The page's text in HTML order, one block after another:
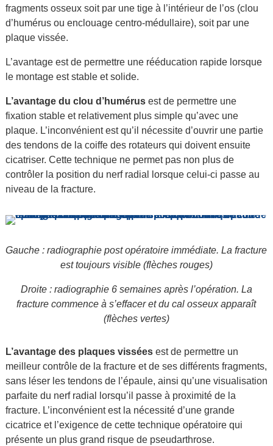
fragments osseux soit par une tige à l’intérieur de l’os (clou
d’humérus ou enclouage centro-médullaire), soit par une
plaque vissée.
L’avantage est de permettre une rééducation rapide lorsque
le montage est stable et solide.
L’avantage du clou d’humérusest de permettre une
fixation stable et relativement plus simple qu’avec une
plaque. L’inconvénient est qu’il nécessite d’ouvrir une partie
des tendons de la coiffe des rotateurs qui doivent ensuite
cicatriser. Cette technique ne permet pas non plus de
contrôler la position du nerf radial lorsque celui-ci passe au
niveau de la fracture.
Gauche : radiographie post opératoire immédiate. La fracture
est toujours visible (flèches rouges)
Droite : radiographie 6 semaines après l’opération. La
fracture commence à s’effacer et du cal osseux apparaît
(flèches vertes)
L’avantage des plaques visséesest de permettre un
meilleur contrôle de la fracture et de ses différents fragments,
sans léser les tendons de l’épaule, ainsi qu’une visualisation
parfaite du nerf radial lorsqu’il passe à proximité de la
fracture. L’inconvénient est la nécessité d’une grande
cicatrice et l’exigence de cette technique opératoire qui
présente un plus grand risque de pseudarthrose.